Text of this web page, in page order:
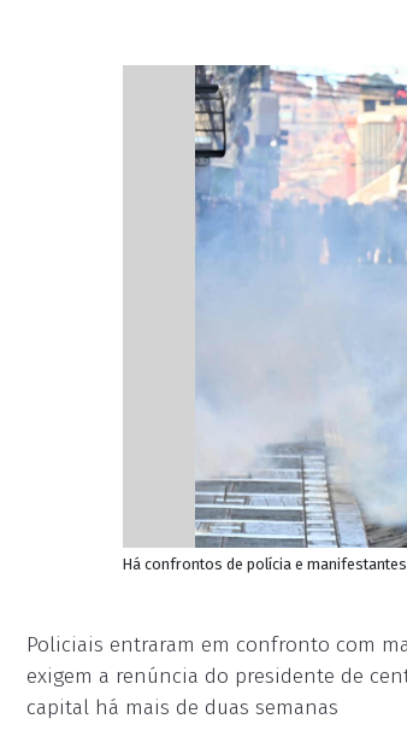
Há confrontos de polícia e manifestantes
Policiais entraram em confronto com
exigem a renúncia do presidente de
capital há mais de duas semanas